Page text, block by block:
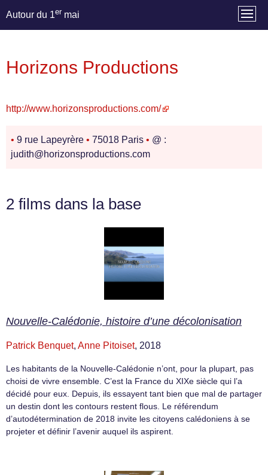
Autour du 1er mai
Horizons Productions
http://www.horizonsproductions.com/
• 9 rue Lapeyrère • 75018 Paris • @ :
judith@horizonsproductions.com
2 films dans la base
Nouvelle-Calédonie, histoire d’une décolonisation
Patrick Benquet, Anne Pitoiset, 2018
Les habitants de la Nouvelle-Calédonie n’ont, pour la plupart, pas
choisi de vivre ensemble. C’est la France du XIXe siècle qui l’a
décidé pour eux. Depuis, ils essayent tant bien que mal de partager
un destin dont les contours restent flous. Le référendum
d’autodétermination de 2018 invite les citoyens calédoniens à se
projeter et définir l’avenir auquel ils aspirent.